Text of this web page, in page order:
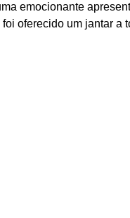
emocionante
oferecido um jantar a